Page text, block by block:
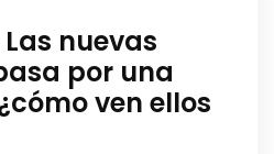
nuevas
por una
ven ellos